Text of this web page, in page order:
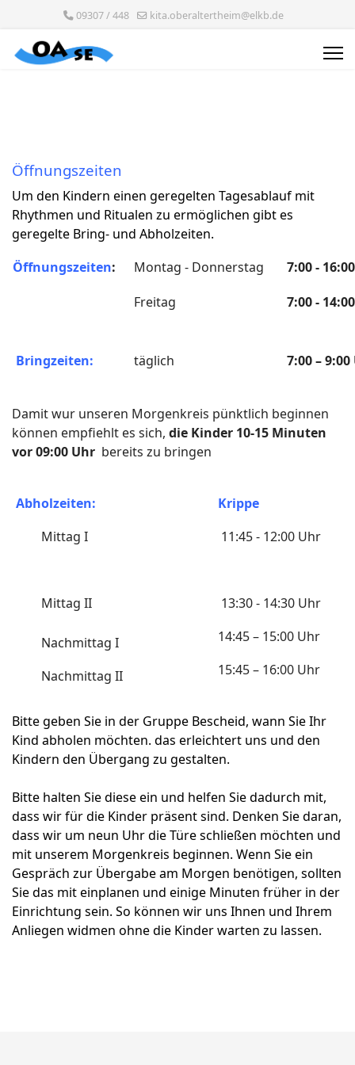
09307 / 448 kita.oberaltertheim@elkb.de
Öffnungszeiten
Um den Kindern einen geregelten Tagesablauf mit
Rhythmen und Ritualen zu ermöglichen gibt es
geregelte Bring- und Abholzeiten.
Öffnungszeiten: Montag - Donnerstag
7:00 -
Freitag
7:00 -
Bringzeiten: täglich 7:00 –
Damit wur unseren Morgenkreis pünktlich beginnen
können empfiehlt es sich, die Kinder 10-15 Minuten
vor 09:00 Uhr bereits zu bringen
Abholzeiten:
Krippe
Mittag I
11:45 - 12:00 Uhr
Mittag II 13:30 - 14:30 Uhr
Nachmittag I 14:45 – 15:00 Uhr
Nachmittag II 15:45 – 16:00 Uhr
Bitte geben Sie in der Gruppe Bescheid, wann Sie Ihr
Kind abholen möchten. das erleichtert uns und den
Kindern den Übergang zu gestalten.
Bitte halten Sie diese ein und helfen Sie dadurch mit,
dass wir für die Kinder präsent sind. Denken Sie daran,
dass wir um neun Uhr die Türe schließen möchten und
mit unserem Morgenkreis beginnen. Wenn Sie ein
Gespräch zur Übergabe am Morgen benötigen, sollten
Sie das mit einplanen und einige Minuten früher in der
Einrichtung sein. So können wir uns Ihnen und Ihrem
Anliegen widmen ohne die Kinder warten zu lassen.